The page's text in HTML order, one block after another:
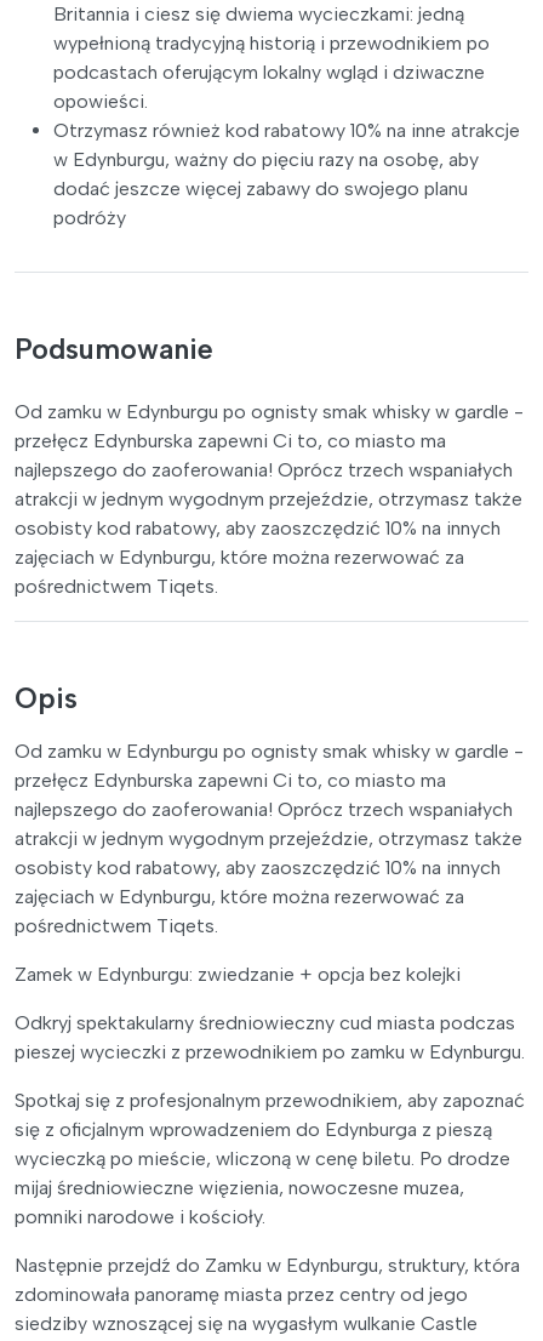
Britannia i ciesz się dwiema wycieczkami: jedną
wypełnioną tradycyjną historią i przewodnikiem po
podcastach oferującym lokalny wgląd i dziwaczne
opowieści.
Otrzymasz również kod rabatowy 10% na inne atrakcje
w Edynburgu, ważny do pięciu razy na osobę, aby
dodać jeszcze więcej zabawy do swojego planu
podróży
Podsumowanie
Od zamku w Edynburgu po ognisty smak whisky w gardle -
przełęcz Edynburska zapewni Ci to, co miasto ma
najlepszego do zaoferowania! Oprócz trzech wspaniałych
atrakcji w jednym wygodnym przejeździe, otrzymasz także
osobisty kod rabatowy, aby zaoszczędzić 10% na innych
zajęciach w Edynburgu, które można rezerwować za
pośrednictwem Tiqets.
Opis
Od zamku w Edynburgu po ognisty smak whisky w gardle -
przełęcz Edynburska zapewni Ci to, co miasto ma
najlepszego do zaoferowania! Oprócz trzech wspaniałych
atrakcji w jednym wygodnym przejeździe, otrzymasz także
osobisty kod rabatowy, aby zaoszczędzić 10% na innych
zajęciach w Edynburgu, które można rezerwować za
pośrednictwem Tiqets.
Zamek w Edynburgu: zwiedzanie + opcja bez kolejki
Odkryj spektakularny średniowieczny cud miasta podczas
pieszej wycieczki z przewodnikiem po zamku w Edynburgu.
Spotkaj się z profesjonalnym przewodnikiem, aby zapoznać
się z oficjalnym wprowadzeniem do Edynburga z pieszą
wycieczką po mieście, wliczoną w cenę biletu. Po drodze
mijaj średniowieczne więzienia, nowoczesne muzea,
pomniki narodowe i kościoły.
Następnie przejdź do Zamku w Edynburgu, struktury, która
zdominowała panoramę miasta przez centry od jego
siedziby wznoszącej się na wygasłym wulkanie Castle